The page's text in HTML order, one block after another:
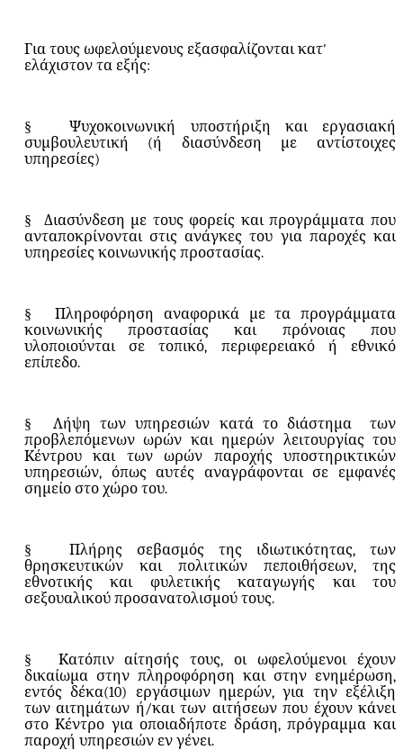
Για τους ωφελούμενους εξασφαλίζονται κατ'
ελάχιστον τα εξής:
§
Ψυχοκοινωνική υποστήριξη και εργασιακή
συμβουλευτική (ή διασύνδεση με αντίστοιχες
υπηρεσίες)
§
Διασύνδεση με τους φορείς και προγράμματα που
ανταποκρίνονται στις ανάγκες του για παροχές και
υπηρεσίες κοινωνικής προστασίας.
§
Πληροφόρηση αναφορικά με τα προγράμματα
κοινωνικής προστασίας και πρόνοιας που
υλοποιούνται σε τοπικό, περιφερειακό ή εθνικό
επίπεδο.
§ Λήψη των υπηρεσιών κατά το διάστημα
των
προβλεπόμενων ωρών και ημερών λειτουργίας του
Κέντρου και των ωρών παροχής υποστηρικτικών
υπηρεσιών, όπως αυτές αναγράφονται σε εμφανές
σημείο στο χώρο του.
§
Πλήρης σεβασμός της ιδιωτικότητας, των
θρησκευτικών και πολιτικών πεποιθήσεων, της
εθνοτικής και φυλετικής καταγωγής και του
σεξουαλικού προσανατολισμού τους.
§
Κατόπιν αίτησής τους, οι ωφελούμενοι έχουν
δικαίωμα στην πληροφόρηση και στην ενημέρωση,
εντός δέκα(10) εργάσιμων ημερών, για την εξέλιξη
των αιτημάτων ή/και των αιτήσεων που έχουν κάνει
στο Κέντρο για οποιαδήποτε δράση, πρόγραμμα και
παροχή υπηρεσιών εν γένει.